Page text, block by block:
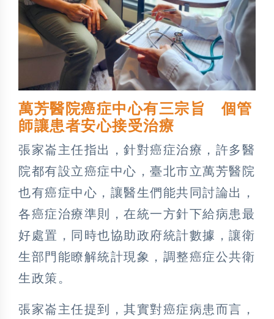
萬芳醫院癌症中心有三宗旨 個管
師讓患者安心接受治療
張家崙主任指出，針對癌症治療，許多醫
院都有設立癌症中心，臺北市立萬芳醫院
也有癌症中心，讓醫生們能共同討論出，
各癌症治療準則，在統一方針下給病患最
好處置，同時也協助政府統計數據，讓衛
生部門能瞭解統計現象，調整癌症公共衛
生政策。
張家崙主任提到，其實對癌症病患而言，